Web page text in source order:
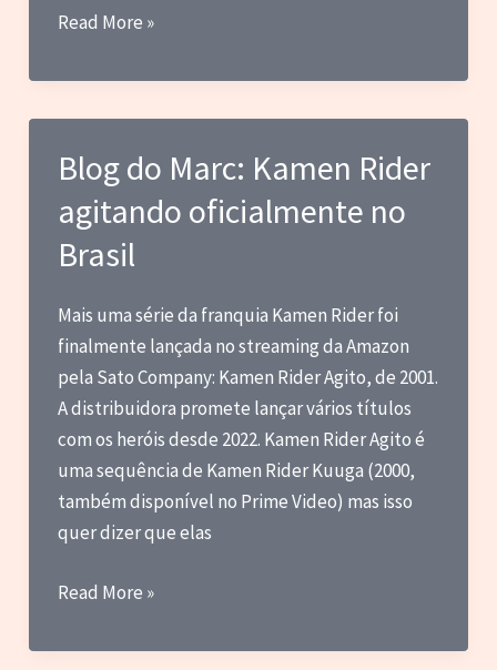
Ler
livro
por
no
ChatGPT?
Read More »
Blog do Marc: Kamen Rider
agitando oficialmente no
Brasil
Mais uma série da franquia Kamen Rider foi
finalmente lançada no streaming da Amazon
pela Sato Company: Kamen Rider Agito, de 2001.
A distribuidora promete lançar vários títulos
com os heróis desde 2022. Kamen Rider Agito é
uma sequência de Kamen Rider Kuuga (2000,
também disponível no Prime Video) mas isso
quer dizer que elas
Blog
Marc:
Read More »